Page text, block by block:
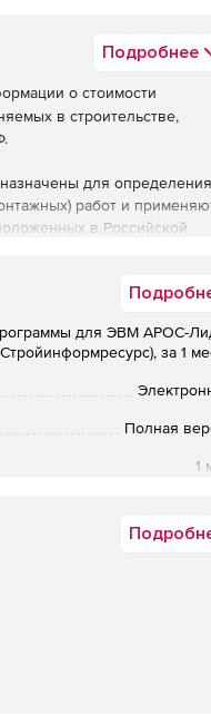
Подробнее
о стоимости
в строительстве,
для определения
работ и
в Российской
для ЭВМ АРОС-
за 1
Полная
1